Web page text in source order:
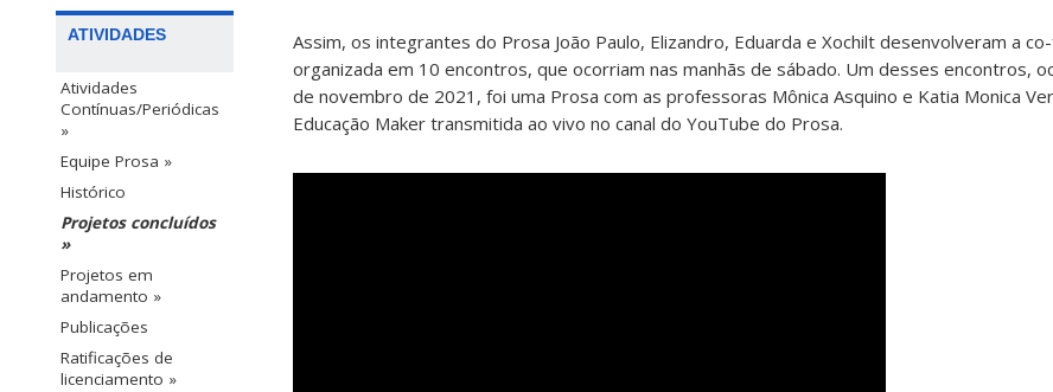
ATIVIDADES
Atividades
Contínuas/Periódicas
»
Equipe Prosa »
Histórico
Projetos concluídos
»
Projetos em
andamento »
Publicações
Ratificações de
licenciamento »
Assim, os integrantes do Prosa João Paulo, Elizandro, Eduarda e Xochilt desenvolveram a
organizada em 10 encontros, que ocorriam nas manhãs de sábado. Um desses encontros,
de novembro de 2021, foi uma Prosa com as professoras Mônica Asquino e Katia Monica
Educação Maker transmitida ao vivo no canal do YouTube do Prosa.